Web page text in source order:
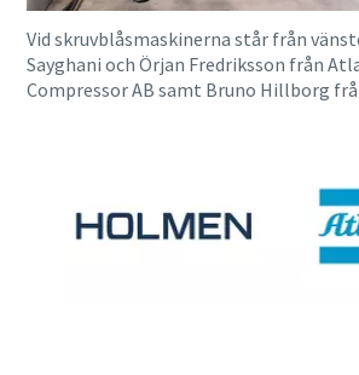
Vid skruvblåsmaskinerna står från
Sayghani och Örjan Fredriksson från
Compressor AB samt Bruno Hillborg